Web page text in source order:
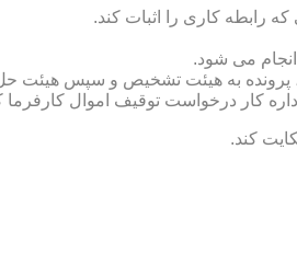
رابطه کاری را اثبات کند.
پرونده به هیئت تشخیص و سپس هیئت
کار درخواست توقیف اموال کارفرما
کند.